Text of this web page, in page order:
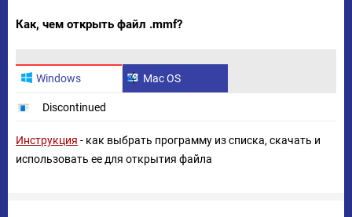
Как, чем открыть файл .mmf?
Windows Mac OS
Discontinued
Инструкция - как выбрать программу из списка, скачать и
использовать ее для открытия файла